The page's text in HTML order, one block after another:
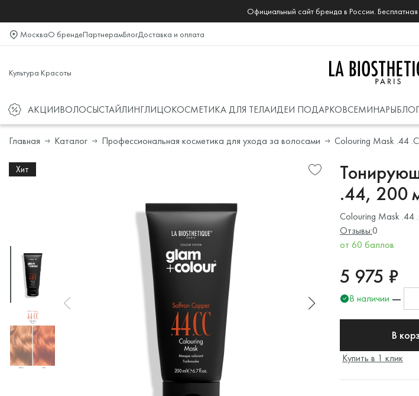
Официальный сайт бренда в России.
МоскваО брендеПартнерамБлогДоставка и оплата
Культура Красоты
АКЦИИВОЛОСЫСТАЙЛИНГЛИЦОКОСМЕТИКА ДЛЯ ТЕЛАИДЕИ ПОДАРКОВСЕМИНАРЫБЛОГ
Главная Каталог Профессиональная косметика для ухода за волосами Colouring Mask .44
Хит
.44, 200
Colouring Mask .44
Отзывы:0
от 60 баллов
5 975 ₽
В наличии
В
Купить в 1 клик